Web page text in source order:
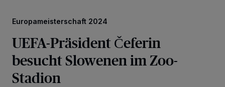
Europameisterschaft 2024
UEFA-Präsident Čeferin
besucht Slowenen im Zoo-
Stadion